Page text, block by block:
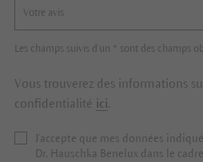
Les champs suivis d'un * sont des champs
Vous trouverez des informations
confidentialité ici.
J’accepte que mes données
Dr. Hauschka Benelux dans le